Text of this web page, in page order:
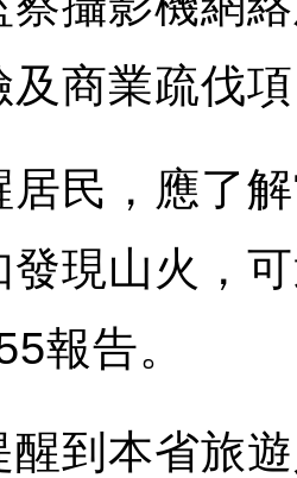
及商業疏伐
居民，應了
發現山火，
報告。
醒到本省旅